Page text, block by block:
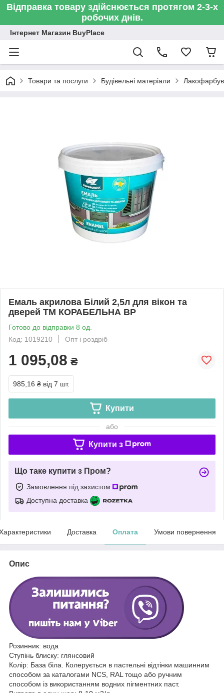
Відправка товару здійснюється протягом 2-3-х
робочих днів.
Інтернет Магазин BuyPlace
Товари та послуги Будівельні матеріали
Емаль акрилова Білий 2,5л для вікон та
дверей ТМ КОРАБЕЛЬНА BP
Готово до відправки 8 од.
Код: 1019210
Опт і роздріб
1 095,08 ₴
985,16 ₴ від 7 шт.
Купити
або
Купити з
Що таке купити з Пром?
Замовлення під захистом
Доступна доставка
Доставка Оплата Умови повернення
Опис
Розинник: вода
Ступінь блиску: глянсовий
Колір: База біла. Колерується в пастельні відтінки машинним
способом за каталогами NCS, RAL тощо або ручним
способом із використанням водних пігментних паст.